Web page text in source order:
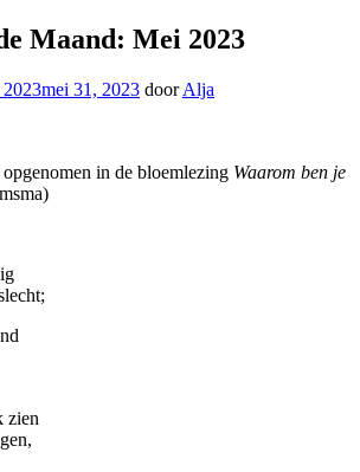
Maand: Mei 2023
mei 31, 2023 doorAlja
in de bloemlezing Waarom ben je
zien